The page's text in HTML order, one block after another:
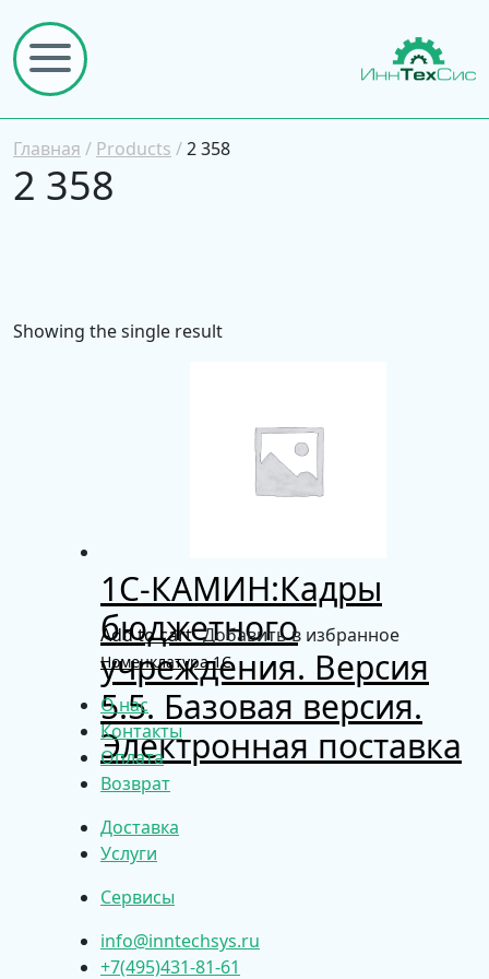
Главная / Products /2 358
2 358
Showing the single result
1С-КАМИН:Кадры
бюджетного
учреждения. Версия
5.5. Базовая версия.
Электронная поставка
Add to cart Добавить в избранное
Номенклатура 1С
О нас
Контакты
Оплата
Возврат
Доставка
Услуги
Сервисы
info@inntechsys.ru
+7(495)431-81-61